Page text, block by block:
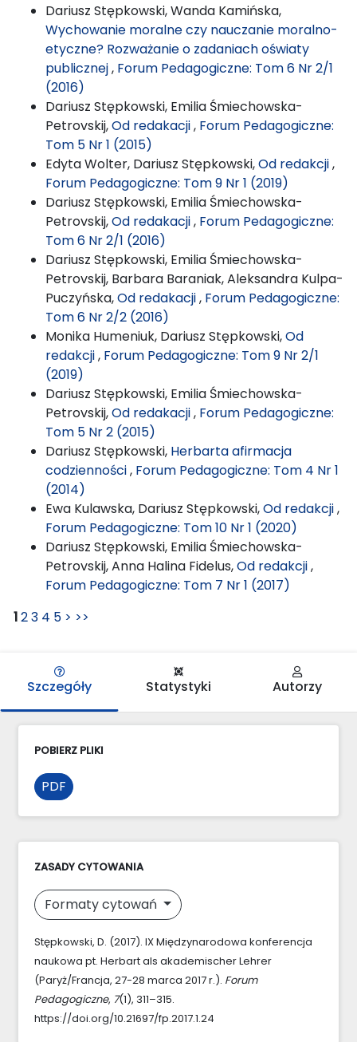
Dariusz Stępkowski, Wanda Kamińska,
Wychowanie moralne czy nauczanie moralno-
etyczne? Rozważanie o zadaniach oświaty
publicznej, Forum Pedagogiczne: Tom 6 Nr 2/1
(2016)
Dariusz Stępkowski, Emilia Śmiechowska-
Petrovskij,Od redakacji, Forum Pedagogiczne:
Tom 5 Nr 1 (2015)
Edyta Wolter, Dariusz Stępkowski,Od redakcji,
Forum Pedagogiczne: Tom 9 Nr 1 (2019)
Dariusz Stępkowski, Emilia Śmiechowska-
Petrovskij,Od redakacji, Forum Pedagogiczne:
Tom 6 Nr 2/1 (2016)
Dariusz Stępkowski, Emilia Śmiechowska-
Petrovskij, Barbara Baraniak, Aleksandra Kulpa-
Puczyńska,Od redakacji, Forum Pedagogiczne:
Tom 6 Nr 2/2 (2016)
Monika Humeniuk, Dariusz Stępkowski,Od
redakcji, Forum Pedagogiczne: Tom 9 Nr 2/1
(2019)
Dariusz Stępkowski, Emilia Śmiechowska-
Petrovskij,Od redakacji, Forum Pedagogiczne:
Tom 5 Nr 2 (2015)
Dariusz Stępkowski, Herbarta afirmacja
codzienności, Forum Pedagogiczne: Tom 4 Nr 1
(2014)
Ewa Kulawska, Dariusz Stępkowski,Od redakcji,
Forum Pedagogiczne: Tom 10 Nr 1 (2020)
Dariusz Stępkowski, Emilia Śmiechowska-
Petrovskij, Anna Halina Fidelus,Od redakcji,
Forum Pedagogiczne: Tom 7 Nr 1 (2017)
123 4 5 > >>
Szczegóły Statystyki Autorzy
POBIERZ PLIKI
PDF
ZASADY CYTOWANIA
Formaty cytowań
Stępkowski, D. (2017). IX Międzynarodowa konferencja
naukowa pt. Herbart als akademischer Lehrer
(Paryż/Francja, 27-28 marca 2017 r.). Forum
Pedagogiczne, 7(1), 311–315.
https://doi.org/10.21697/fp.2017.1.24